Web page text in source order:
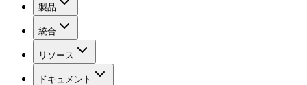
製品
統合
リソース
ドキュメント